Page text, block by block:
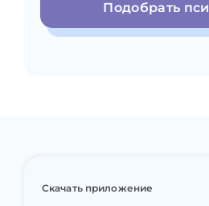
Подобрать
Скачать приложение